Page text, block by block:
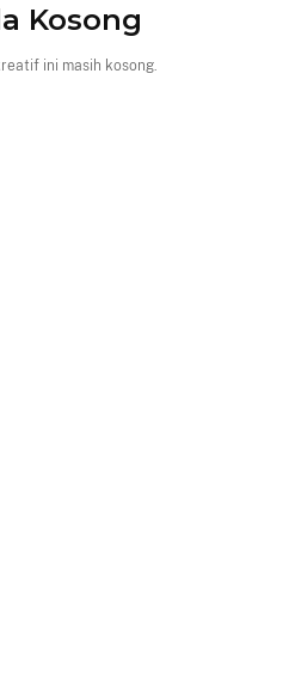
Kosong
ini masih kosong.